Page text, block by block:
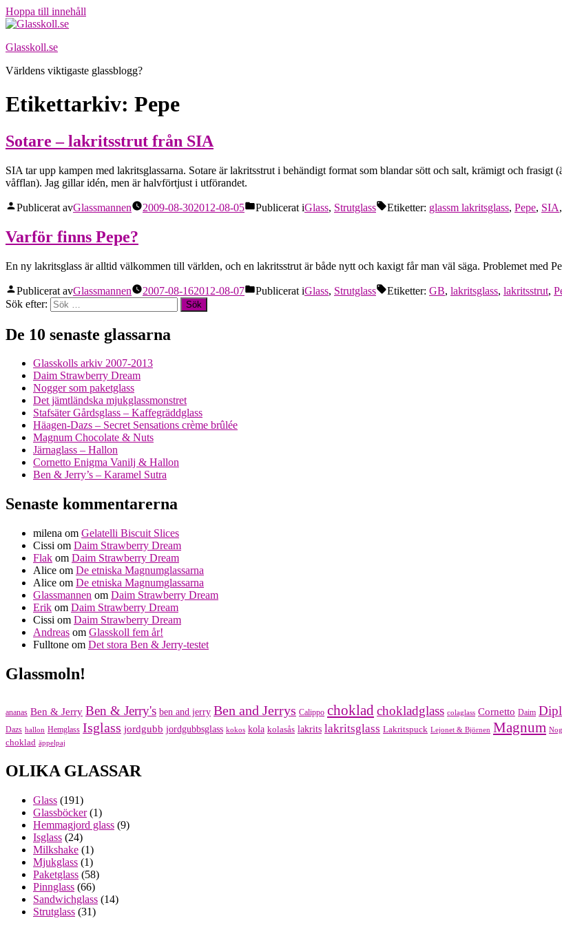
Hoppa till innehåll
Glasskoll.se
Världens viktigaste glassblogg?
Etikettarkiv: Pepe
Sotare – lakritsstrut från SIA
SIA tar upp kampen med lakritsglassarna. Sotare är lakritsstrut i behändigt format som blandar sött och salt, krämigt och
våfflan). Jag gillar idén, men är halvförtjust i utförandet.
Publicerat avGlassmannen 2009-08-302012-08-05 Publicerat iGlass, Strutglass Etiketter: glassm lakritsglass, Pepe, SIA,
Varför finns Pepe?
En ny lakritsglass är alltid välkommen till världen, och en lakritsstrut är både nytt och kaxigt får man väl säga. Problemet med
Publicerat avGlassmannen 2007-08-162012-08-07 Publicerat iGlass, Strutglass Etiketter: GB, lakritsglass, lakritsstrut,
Sök efter:
De 10 senaste glassarna
Glasskolls arkiv 2007-2013
Daim Strawberry Dream
Nogger som paketglass
Det jämtländska mjukglassmonstret
Stafsäter Gårdsglass – Kaffegräddglass
Häagen-Dazs – Secret Sensations crème brûlée
Magnum Chocolate & Nuts
Järnaglass – Hallon
Cornetto Enigma Vanilj & Hallon
Ben & Jerry’s – Karamel Sutra
Senaste kommentarerna
milena om Gelatelli Biscuit Slices
Cissi om Daim Strawberry Dream
Flak om Daim Strawberry Dream
Alice om De etniska Magnumglassarna
Alice om De etniska Magnumglassarna
Glassmannen om Daim Strawberry Dream
Erik om Daim Strawberry Dream
Cissi om Daim Strawberry Dream
Andreas om Glasskoll fem år!
Fulltone om Det stora Ben & Jerry-testet
Glassmoln!
ananas Ben & Jerry Ben & Jerry's ben and jerry Ben and Jerrys Calippo choklad chokladglass colaglass Cornetto Daim
Dazs hallon Hemglass Isglass jordgubb jordgubbsglass kokos kola kolasås lakrits lakritsglass Lakritspuck Lejonet & Björnen Magnum
choklad äppelpaj
OLIKA GLASSAR
Glass (191)
Glassböcker(1)
Hemmagjord glass (9)
Isglass (24)
Milkshake (1)
Mjukglass (1)
Paketglass (58)
Pinnglass (66)
Sandwichglass (14)
Strutglass (31)